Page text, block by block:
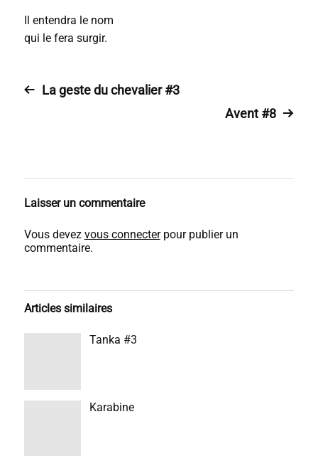
Il entendra le nom
qui le fera surgir.
La geste du chevalier #3
Avent #8
Laisser un commentaire
Vous devez vous connecterpour publier un
commentaire.
Articles similaires
Tanka #3
Karabine